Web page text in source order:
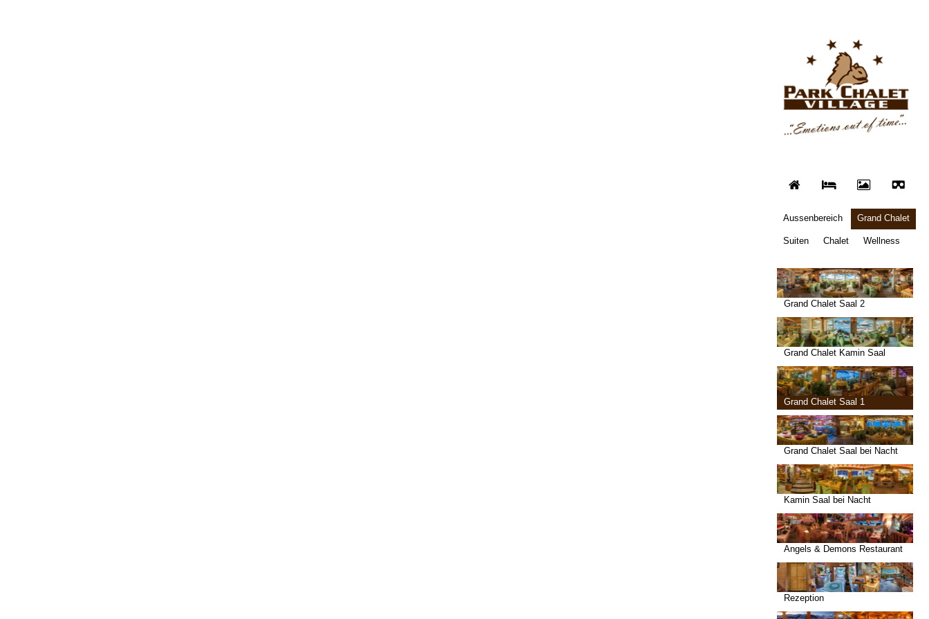
Aussenbereich Grand Chalet
Suiten Chalet Wellness
Grand Chalet Saal 2
Grand Chalet Kamin Saal
Grand Chalet Saal 1
Grand Chalet Saal bei Nacht
Kamin Saal bei Nacht
Angels & Demons Restaurant
Rezeption